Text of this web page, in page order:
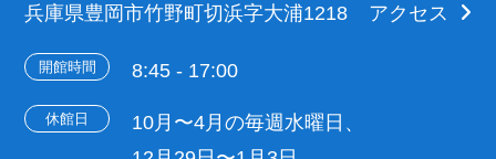
兵庫県豊岡市竹野町切浜字大浦1218
アクセス
開館時間 8:45 - 17:00
休館日
10月〜4月の毎週水曜日、